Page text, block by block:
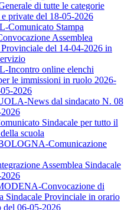
di tutte le categorie
private del 18-05-2026
Comunicato Stampa
Assemblea
Provinciale del 14-04-2026 in
Incontro online elenchi
le immissioni in ruolo 2026-
2026
News dal sindacato N. 08
Sindacale per tutto il
scuola
Comunicazione
Assemblea Sindacale
Convocazione di
Sindacale Provinciale in orario
del 06-05-2026